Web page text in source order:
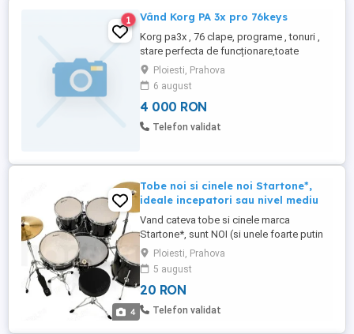
1 Vând Korg PA 3x pro 76keys
Korg pa3x , 76 clape, programe , tonuri ,
stare perfecta de funcționare,toate
butoanele funcționale. Predare personală
în Ploiești. 4000 lei fix , lăsați mesaj cu
număr de contact
Ploiesti, Prahova
6 august
4 000 RON
Telefon validat
4
Tobe noi si cinele noi Startone*,
ideale incepatori sau nivel mediu
Vand cateva tobe si cinele marca
Startone*, sunt NOI (si unele foarte putin
folosite), finisaj negru cu perle, cumparate
de pe Thomann (Germania). ATENTIE, NU
ESTE SET COMPLET DE TOBE, SUNT
ELEMENTE SEPARATE! - set 2 cinele fus
(hi-hat) din alama (brass) 14", NOI, pret
Ploiesti, Prahova
5 august
20 RON
Telefon validat